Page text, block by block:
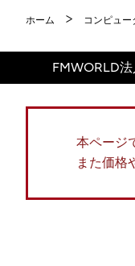
ホーム コンピュー
FMWORLD
本ページ
また価格